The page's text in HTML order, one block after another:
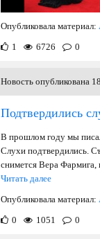
Опубликовала материал:
1
6726 0
Новость опубликована
Подтвердились
В прошлом году мы
Слухи подтвердились.
снимется Вера Фармига,
Читать далее
Опубликовала материал:
0
1051 0